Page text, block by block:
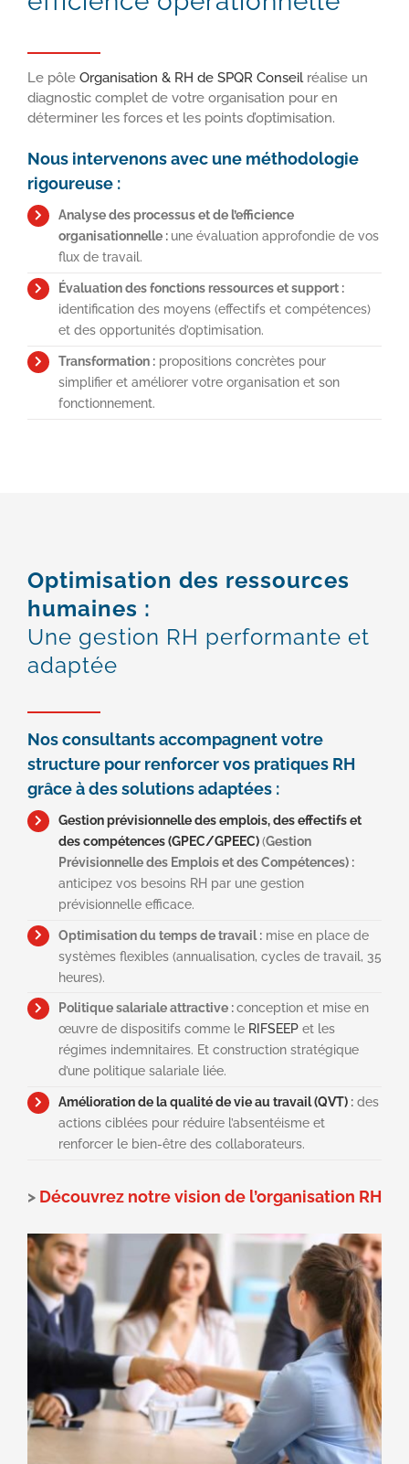
Le pôle Organisation & RH de SPQR Conseilréalise un
diagnostic complet de votre organisation pour en
déterminer les forces et les points d’optimisation.
Nous intervenons avec une méthodologie
rigoureuse :
Analyse des processus et de l’efficience
organisationnelle : une évaluation approfondie de vos
flux de travail.
Évaluation des fonctions ressources et support :
identification des moyens (effectifs et compétences)
et des opportunités d’optimisation.
Transformation:propositions concrètes pour
simplifier et améliorer votre organisation et son
fonctionnement.
Optimisation des ressources
humaines :
Une gestion RH performante et
adaptée
Nos consultants accompagnent votre
structure pour renforcer vos pratiques RH
grâce à des solutions adaptées :
Gestion prévisionnelle des emplois, des effectifs et
des compétences (GPEC/GPEEC) (Gestion
Prévisionnelle des Emplois et des Compétences) :
anticipez vos besoins RH par une gestion
prévisionnelle efficace.
Optimisation du temps de travail :mise en place de
systèmes flexibles (annualisation, cycles de travail, 35
heures).
Politique salariale attractive :conception et mise en
œuvre de dispositifs comme le RIFSEEPet les
régimes indemnitaires. Et construction stratégique
d’une politique salariale liée.
Amélioration de la qualité de vie au travail (QVT):des
actions ciblées pour réduire l’absentéisme et
renforcer le bien-être des collaborateurs.
> Découvrez notre vision de l’organisation RH